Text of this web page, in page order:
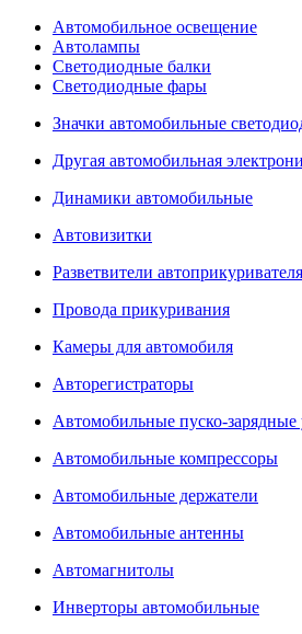
Автомобильное освещение
Автолампы
Светодиодные балки
Светодиодные фары
Значки автомобильные
Другая автомобильная
Динамики автомобильные
Автовизитки
Разветвители автоприкуривателя
Провода прикуривания
Камеры для автомобиля
Авторегистраторы
Автомобильные пуско-зарядные
Автомобильные компрессоры
Автомобильные держатели
Автомобильные антенны
Автомагнитолы
Инверторы автомобильные